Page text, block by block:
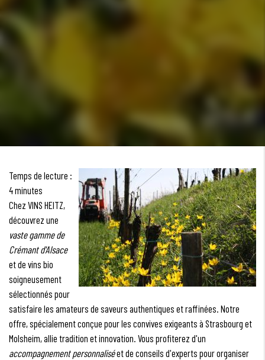
Temps de lecture :
4 minutes
Chez VINS HEITZ,
découvrez une
vaste gamme de
Crémant d'Alsace
et de vins bio
soigneusement
sélectionnés pour
satisfaire les amateurs de saveurs authentiques et raffinées. Notre
offre, spécialement conçue pour les convives exigeants à Strasbourg et
Molsheim, allie tradition et innovation. Vous profiterez d'un
accompagnement personnaliséet de conseils d'experts pour organiser